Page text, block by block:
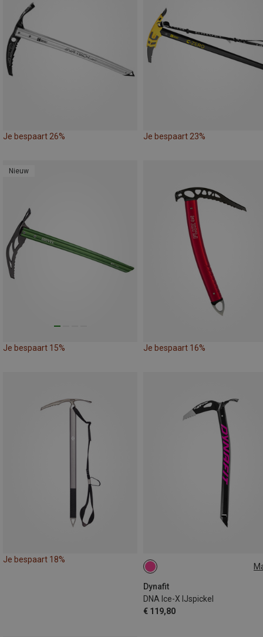
Je bespaart 26% Je bespaart 23%
Nieuw
Je bespaart 15% Je bespaart 16%
Je bespaart 18%
Dynafit
DNA Ice-X IJspickel
€ 119,80
48CM